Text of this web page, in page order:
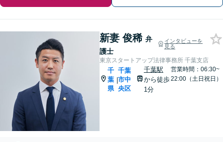
新妻 俊稀 弁
護士
インタビューを
見る
東京スタートアップ法律事務所 千葉支店
千
葉
県
|
千葉
市中
央区
千葉駅
から徒歩
1分
営業時間：06:30~
22:00（土日祝日）